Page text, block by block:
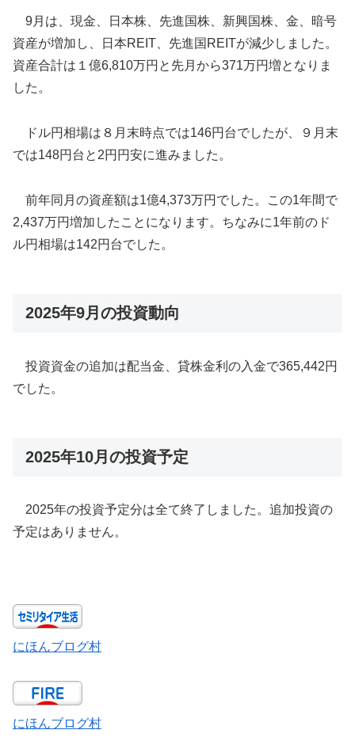
9月は、現金、日本株、先進国株、新興国株、金、暗号
資産が増加し、日本REIT、先進国REITが減少しました。
資産合計は１億6,810万円と先月から371万円増となりま
した。
ドル円相場は８月末時点では146円台でしたが、９月末
では148円台と2円円安に進みました。
前年同月の資産額は1億4,373万円でした。この1年間で
2,437万円増加したことになります。ちなみに1年前のド
ル円相場は142円台でした。
2025年9月の投資動向
投資資金の追加は配当金、貸株金利の入金で365,442円
でした。
2025年10月の投資予定
2025年の投資予定分は全て終了しました。追加投資の
予定はありません。
にほんブログ村
にほんブログ村